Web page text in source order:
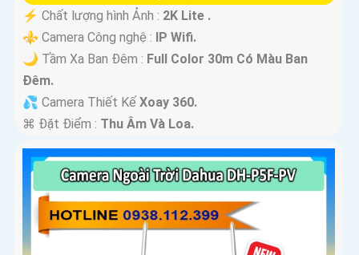
️⚡ Chất lượng hình Ảnh : 2K Lite .
⚜️ Camera Công nghệ : IP Wifi.
🌙 Tầm Xa Ban Đêm : Full Color 30m Có Màu Ban
Ðêm.
💦 Camera Thiết Kế Xoay 360.
️⌘ Đặt Điểm : Thu Âm Và Loa.